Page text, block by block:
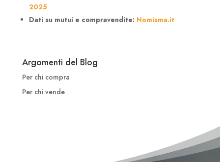
2025
Dati su mutui e compravendite: Nomisma.it
Argomenti del Blog
Per chi compra
Per chi vende